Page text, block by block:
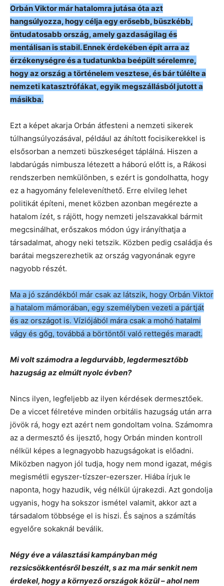
Orbán Viktor már hatalomra jutása óta azt
hangsúlyozza, hogy célja egy erősebb, büszkébb,
öntudatosabb ország, amely gazdaságilag és
mentálisan is stabil. Ennek érdekében épít arra az
érzékenységre és a tudatunkba beépült sérelemre,
hogy az ország a történelem vesztese, és bár túlélte a
nemzeti katasztrófákat, egyik megszállásból jutott a
másikba.
Ezt a képet akarja Orbán átfesteni a nemzeti sikerek
túlhangsúlyozásával, például az áhított focisikerekkel is
elsősorban a nemzeti büszkeséget táplálná. Hiszen a
labdarúgás nimbusza létezett a háború előtt is, a Rákosi
rendszerben nemkülönben, s ezért is gondolhatta, hogy
ez a hagyomány feleleveníthető. Erre elvileg lehet
politikát építeni, menet közben azonban megérezte a
hatalom ízét, s rájött, hogy nemzeti jelszavakkal bármit
megcsinálhat, erőszakos módon úgy irányíthatja a
társadalmat, ahogy neki tetszik. Közben pedig családja és
barátai megszerezhetik az ország vagyonának egyre
nagyobb részét.
Ma a jó szándékból már csak az látszik, hogy Orbán Viktor
a hatalom mámorában, egy személyben vezeti a pártját
és az országot is. Víziójából mára csak a mohó hatalmi
vágy és gőg, továbbá a börtöntől való rettegés maradt.
Mi volt számodra a legdurvább, legdermesztőbb
hazugság az elmúlt nyolc évben?
Nincs ilyen, legfeljebb az ilyen kérdések dermesztőek.
De a viccet félretéve minden orbitális hazugság után arra
jövök rá, hogy ezt azért nem gondoltam volna. Számomra
az a dermesztő és ijesztő, hogy Orbán minden kontroll
nélkül képes a legnagyobb hazugságokat is előadni.
Miközben nagyon jól tudja, hogy nem mond igazat, mégis
megismétli egyszer-tízszer-ezerszer. Hiába írjuk le
naponta, hogy hazudik, vég nélkül újrakezdi. Azt gondolja
ugyanis, hogy ha sokszor ismétel valamit, akkor azt a
társadalom többsége el is hiszi. És sajnos a számítás
egyelőre sokaknál beválik.
Négy éve a választási kampányban még
rezsicsökkentésről beszélt, s az ma már senkit nem
érdekel, hogy a környező országok közül – ahol nem